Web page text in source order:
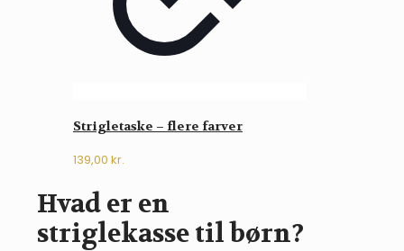
Strigletaske – flere farver
139,00 kr.
Hvad er en
striglekasse til børn?